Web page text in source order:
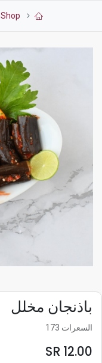
Shop
باذنجان مخلل
السعرات 173
12.00